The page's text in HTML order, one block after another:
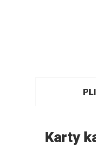
Karty